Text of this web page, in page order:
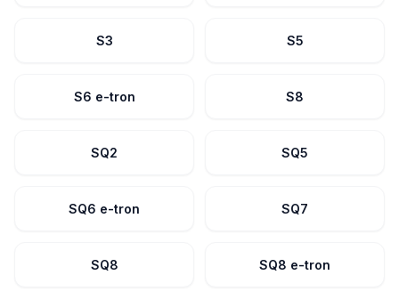
S3 S5
S6 e-tron S8
SQ2 SQ5
SQ6 e-tron SQ7
SQ8 SQ8 e-tron